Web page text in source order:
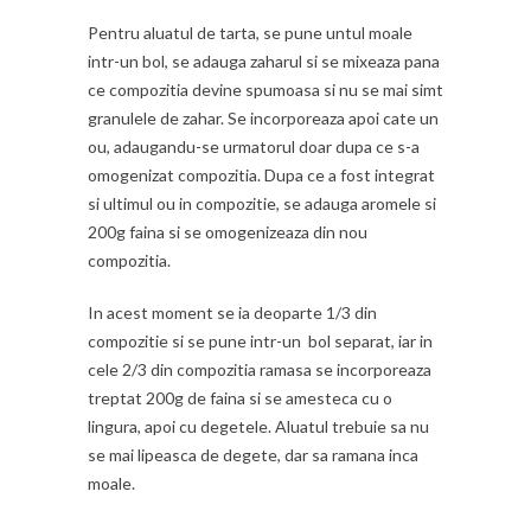
Pentru aluatul de tarta, se pune untul moale
intr-un bol, se adauga zaharul si se mixeaza pana
ce compozitia devine spumoasa si nu se mai simt
granulele de zahar. Se incorporeaza apoi cate un
ou, adaugandu-se urmatorul doar dupa ce s-a
omogenizat compozitia. Dupa ce a fost integrat
si ultimul ou in compozitie, se adauga aromele si
200g faina si se omogenizeaza din nou
compozitia.
In acest moment se ia deoparte 1/3 din
compozitie si se pune intr-un bol separat, iar in
cele 2/3 din compozitia ramasa se incorporeaza
treptat 200g de faina si se amesteca cu o
lingura, apoi cu degetele. Aluatul trebuie sa nu
se mai lipeasca de degete, dar sa ramana inca
moale.